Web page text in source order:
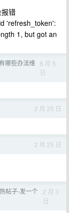
错
'refresh_token':
1, but got an
哪些办法维 6 月 5
日
2 月 25 日
2 月 25 日
帖子-发一个
2 月 3
日